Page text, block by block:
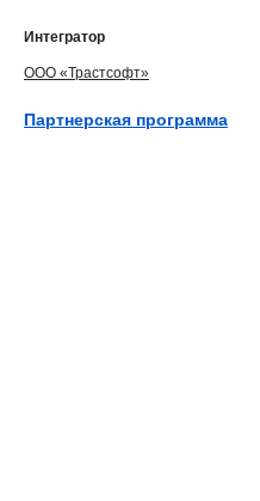
Интегратор
ООО «Трастсофт»
Партнерская программа